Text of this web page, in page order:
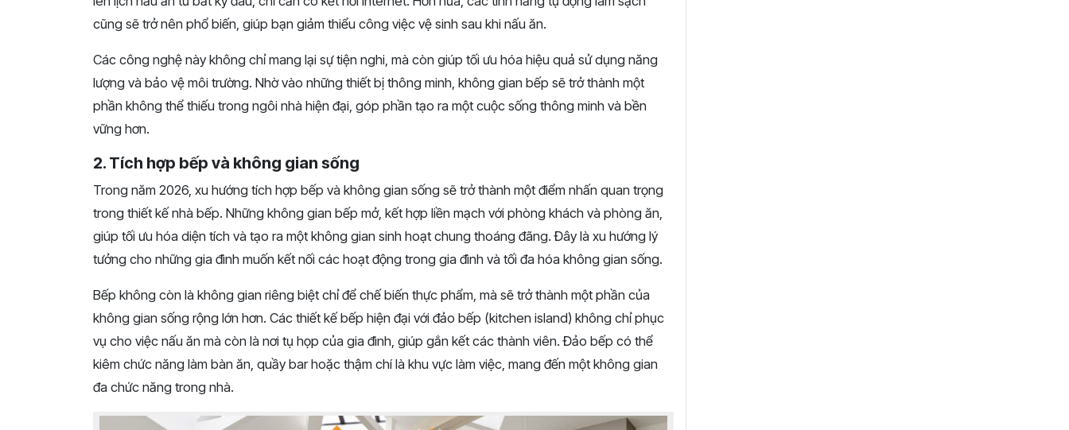
cũng sẽ trở nên phổ biến, giúp bạn giảm thiểu công việc vệ sinh sau khi nấu ăn.
Các công nghệ này không chỉ mang lại sự tiện nghi, mà còn giúp tối ưu hóa hiệu quả sử dụng năng
lượng và bảo vệ môi trường. Nhờ vào những thiết bị thông minh, không gian bếp sẽ trở thành một
phần không thể thiếu trong ngôi nhà hiện đại, góp phần tạo ra một cuộc sống thông minh và bền
vững hơn.
2. Tích hợp bếp và không gian sống
Trong năm 2026, xu hướng tích hợp bếp và không gian sống sẽ trở thành một điểm nhấn quan trọng
trong thiết kế nhà bếp. Những không gian bếp mở, kết hợp liền mạch với phòng khách và phòng ăn,
giúp tối ưu hóa diện tích và tạo ra một không gian sinh hoạt chung thoáng đãng. Đây là xu hướng lý
tưởng cho những gia đình muốn kết nối các hoạt động trong gia đình và tối đa hóa không gian sống.
Bếp không còn là không gian riêng biệt chỉ để chế biến thực phẩm, mà sẽ trở thành một phần của
không gian sống rộng lớn hơn. Các thiết kế bếp hiện đại với đảo bếp (kitchen island) không chỉ phục
vụ cho việc nấu ăn mà còn là nơi tụ họp của gia đình, giúp gắn kết các thành viên. Đảo bếp có thể
kiêm chức năng làm bàn ăn, quầy bar hoặc thậm chí là khu vực làm việc, mang đến một không gian
đa chức năng trong nhà.